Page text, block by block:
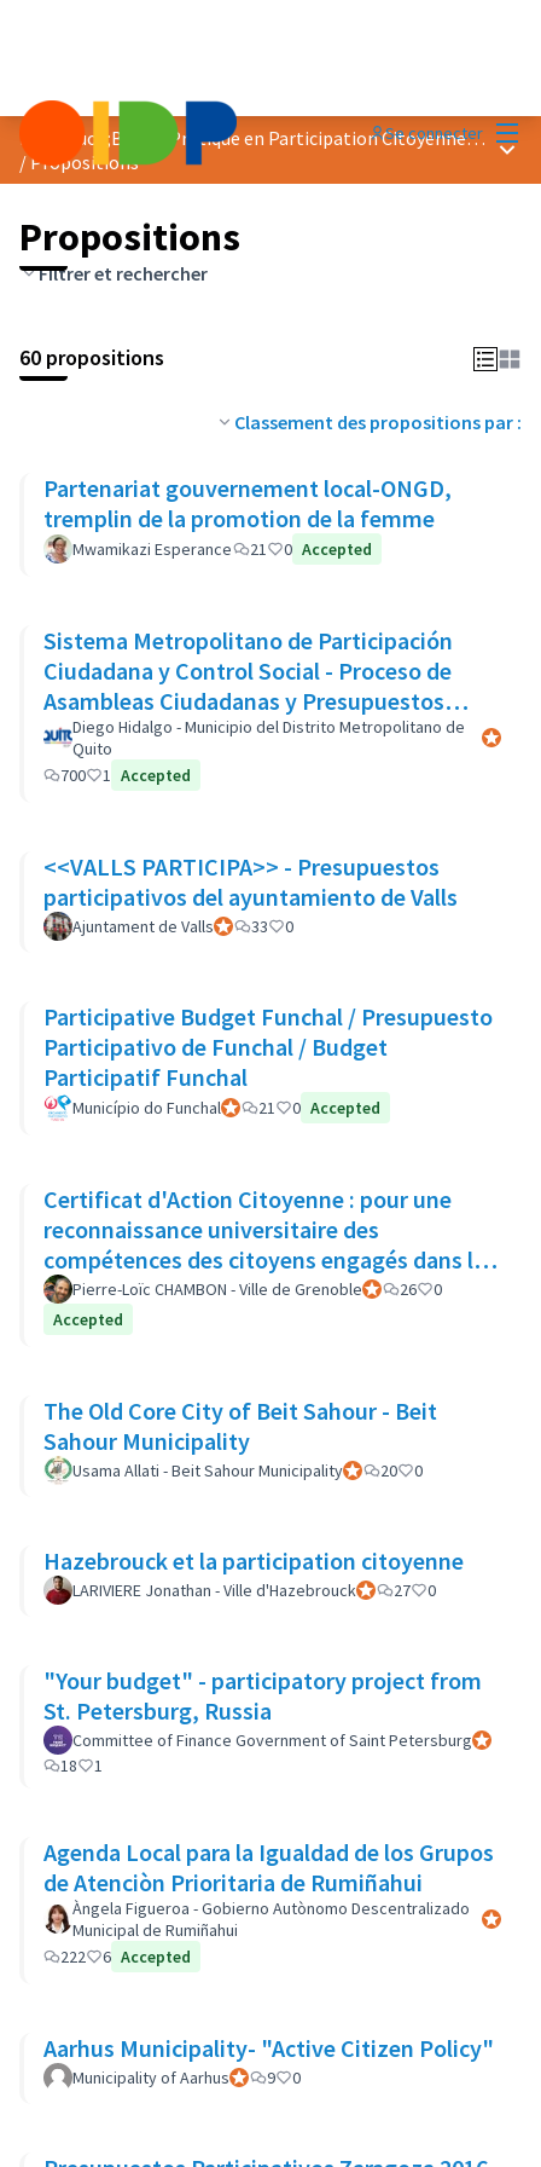
Se connecter
Prix &quot;Bonne Pratique en Participation Citoyenne&quot; 2018
/Propositions
Propositions
Filtrer et rechercher
60 propositions
Classement des propositions par :
Partenariat gouvernement local-ONGD,
tremplin de la promotion de la femme
Mwamikazi Esperance 21 0 Accepted
Sistema Metropolitano de Participación
Ciudadana y Control Social - Proceso de
Asambleas Ciudadanas y Presupuestos
Participativos
Diego Hidalgo - Municipio del Distrito Metropolitano de
Quito
700
1 Accepted
<<VALLS PARTICIPA>> - Presupuestos
participativos del ayuntamiento de Valls
Ajuntament de VallsParticipant officiel
33 0
Participative Budget Funchal / Presupuesto
Participativo de Funchal / Budget
Participatif Funchal
Município do FunchalParticipant officiel
21 0 Accepted
Certificat d'Action Citoyenne : pour une
reconnaissance universitaire des
compétences des citoyens engagés dans la
démocratie locale
Pierre-Loïc CHAMBON - Ville de GrenobleParticipant officiel
26
0
Accepted
The Old Core City of Beit Sahour - Beit
Sahour Municipality
Usama Allati - Beit Sahour MunicipalityParticipant officiel
20 0
Hazebrouck et la participation citoyenne
LARIVIERE Jonathan - Ville d'HazebrouckParticipant officiel
27 0
"Your budget" - participatory project from
St. Petersburg, Russia
Committee of Finance Government of Saint Petersburg
18
1
Agenda Local para la Igualdad de los Grupos
de Atenciòn Prioritaria de Rumiñahui
Àngela Figueroa - Gobierno Autònomo Descentralizado
Municipal de Rumiñahui
222
6 Accepted
Aarhus Municipality- "Active Citizen Policy"
Municipality of AarhusParticipant officiel
9 0